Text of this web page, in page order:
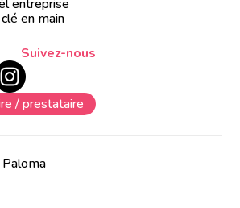
entreprise
en main
Suivez-nous
/ prestataire